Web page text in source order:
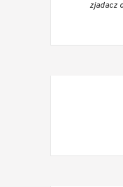
zjadacz